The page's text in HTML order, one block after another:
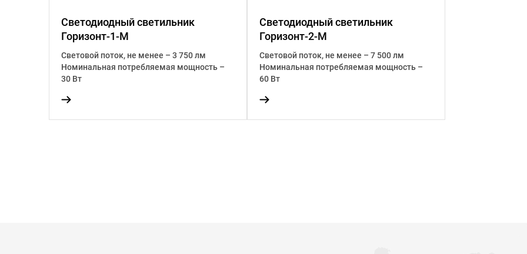
Светодиодный светильник
Горизонт-1-М
Световой поток, не менее – 3 750 лм
Номинальная потребляемая мощность –
30 Вт
Светодиодный светильник
Горизонт-2-М
Световой поток, не менее – 7 500 лм
Номинальная потребляемая мощность –
60 Вт